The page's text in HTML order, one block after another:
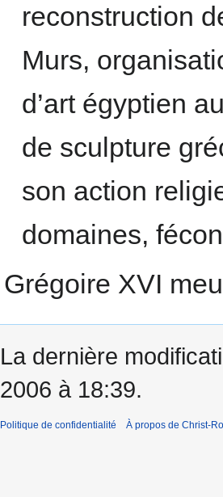
reconstruction
Murs,
d’art égyptien
de sculpture
son action
domaines,
Grégoire XVI
La dernière
2006 à 18:39.
Politique de confidentialité À propos de Christ-